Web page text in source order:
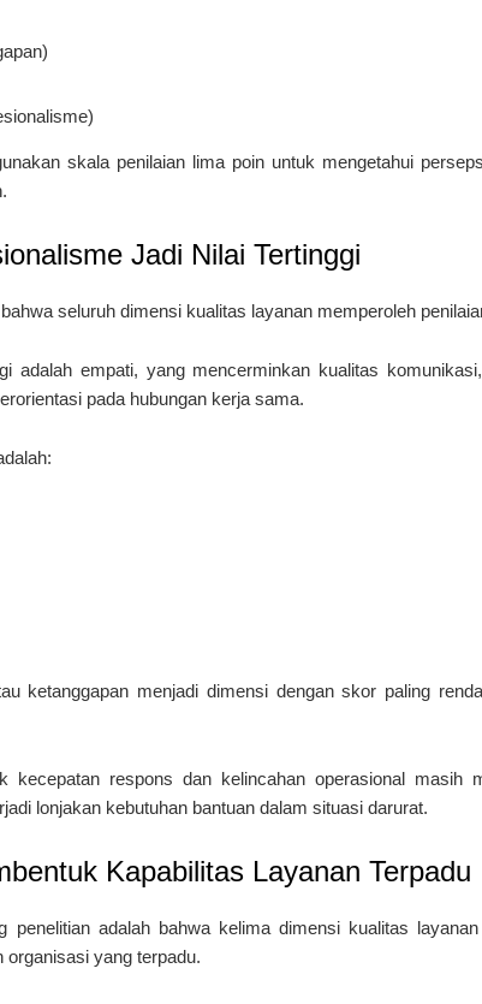
skala penilaian lima poin untuk mengetahui
Jadi Nilai Tertinggi
seluruh dimensi kualitas layanan memperoleh
adalah empati, yang mencerminkan kualitas
pada hubungan kerja sama.
ketanggapan menjadi dimensi dengan skor paling
kecepatan respons dan kelincahan operasional masih
lonjakan kebutuhan bantuan dalam situasi darurat.
Kapabilitas Layanan Terpadu
penelitian adalah bahwa kelima dimensi kualitas
yang terpadu.